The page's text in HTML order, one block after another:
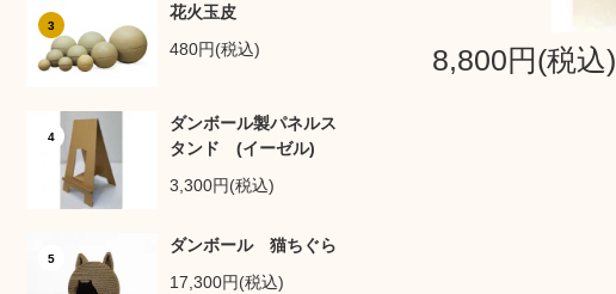
3
花火玉皮
480円(税込)
4
ダンボール製パネルス
タンド (イーゼル)
3,300円(税込)
5
ダンボール 猫ちぐら
17,300円(税込)
8,800円(税込)